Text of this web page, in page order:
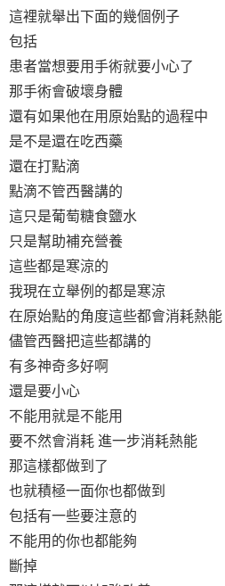
這裡就舉出下面的幾個例子
包括
患者當想要用手術就要小心了
那手術會破壞身體
還有如果他在用原始點的過程中
是不是還在吃西藥
還在打點滴
點滴不管西醫講的
這只是葡萄糖食鹽水
只是幫助補充營養
這些都是寒涼的
我現在立舉例的都是寒涼
在原始點的角度這些都會消耗熱能
儘管西醫把這些都講的
有多神奇多好啊
還是要小心
不能用就是不能用
要不然會消耗 進一步消耗熱能
那這樣都做到了
也就積極一面你也都做到
包括有一些要注意的
不能用的你也都能夠
斷掉